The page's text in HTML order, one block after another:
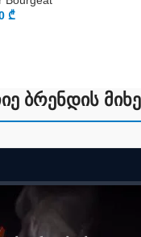
₾
ბრენდის